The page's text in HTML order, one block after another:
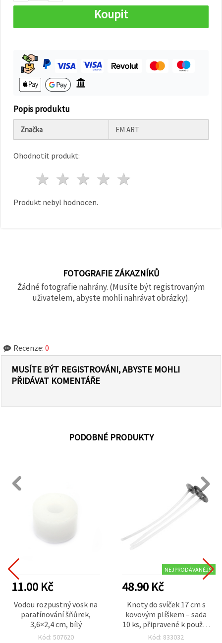
Koupit
Popis produktu
Značka EM ART
Ohodnotit produkt:
4 hvězdy
3 hvězdy
2 hvězdy
1 hvězda
Produkt nebyl hodnocen.
FOTOGRAFIE ZÁKAZNÍKŮ
Žádné fotografie nahrány. (Musíte být registrovaným
uživatelem, abyste mohli nahrávat obrázky).
Recenze: 0
MUSÍTE BÝT REGISTROVÁNI, ABYSTE MOHLI
PŘIDÁVAT KOMENTÁŘE
PODOBNÉ PRODUKTY
11.00 Kč
Vodou rozpustný vosk na
parafínování šňůrek,
3,6×2,4 cm, bílý
Kód: 507620
NEJPRODÁVANĚJŠÍ
48.90 Kč
Knoty do svíček 17 cm s
kovovým plíškem – sada
10 ks, připravené k použití
pro bezpečnou a
Kód: 833032